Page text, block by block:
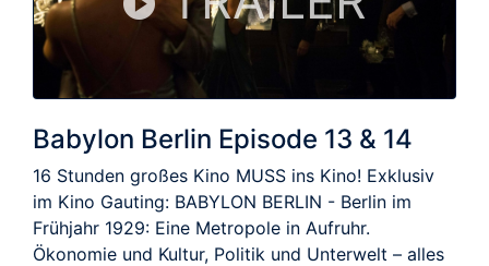
Babylon Berlin Episode 13 & 14
16 Stunden großes Kino MUSS ins Kino! Exklusiv
im Kino Gauting: BABYLON BERLIN - Berlin im
Frühjahr 1929: Eine Metropole in Aufruhr.
Ökonomie und Kultur, Politik und Unterwelt – alles